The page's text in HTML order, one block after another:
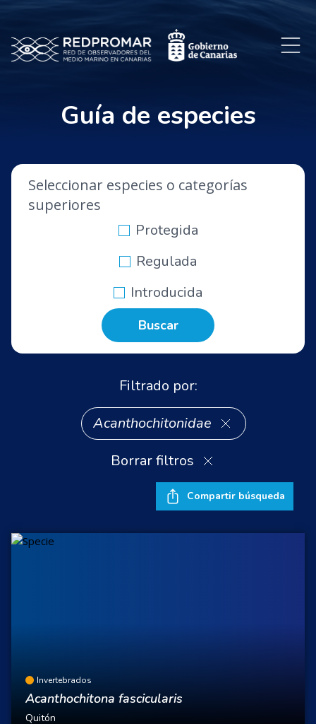
Guía de especies
Seleccionar especies o categorías
superiores
Protegida
Regulada
Introducida
Buscar
Filtrado por:
Acanthochitonidae
Borrar filtros
Compartir búsqueda
Invertebrados
Acanthochitona fascicularis
Quitón